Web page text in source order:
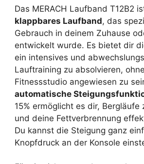
Das MERACH Laufband T12B2
klappbares Laufband, das
Gebrauch in deinem Zuhause
entwickelt wurde. Es bietet dir
ein intensives und
Lauftraining zu absolvieren,
Fitnessstudio angewiesen zu
automatische
15% ermöglicht es dir, Bergläufe
und deine Fettverbrennung
Du kannst die Steigung ganz
Knopfdruck an der Konsole